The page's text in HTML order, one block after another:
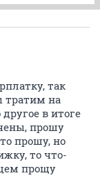
так
тратим на
в итоге
прошу
прошу, но
то что-
прощу